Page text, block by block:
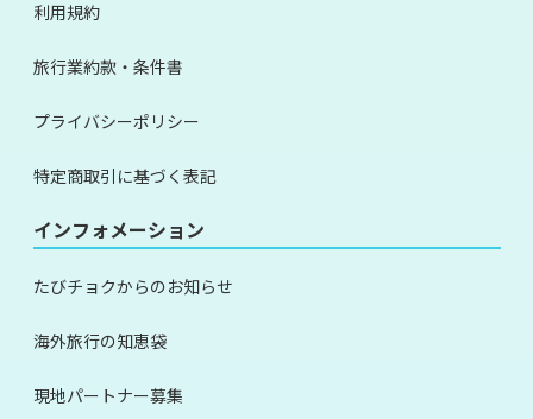
利用規約
旅行業約款・条件書
プライバシーポリシー
特定商取引に基づく表記
インフォメーション
たびチョクからのお知らせ
海外旅行の知恵袋
現地パートナー募集